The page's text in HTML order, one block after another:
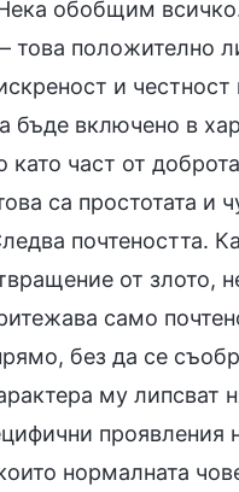
обобщим
това положително
и
бъде включено в
като част от
са простотата и
почтеността.
от злото,
само
без да се
му
проявления
нормалната